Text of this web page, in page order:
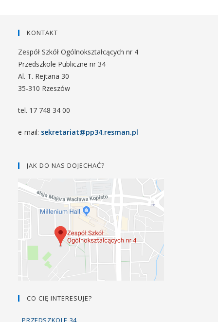
KONTAKT
Zespół Szkół Ogólnokształcących nr 4
Przedszkole Publiczne nr 34
Al. T. Rejtana 30
35-310 Rzeszów
tel. 17 748 34 00
e-mail: sekretariat@pp34.resman.pl
JAK DO NAS DOJECHAĆ?
CO CIĘ INTERESUJE?
PRZEDSZKOLE 34